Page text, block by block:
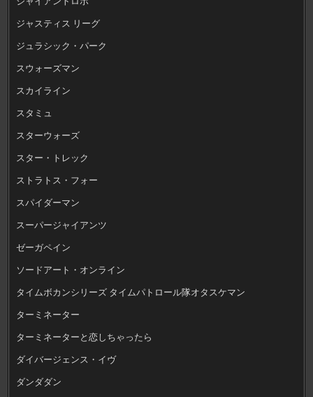
ジャスティス リーグ
ジュラシック・パーク
スウォーズマン
スカイライン
スタミュ
スターウォーズ
スター・トレック
ストラトス・フォー
スパイダーマン
スーパージャイアンツ
ゼーガペイン
ソードアート・オンライン
タイムボカンシリーズ タイムパトロール隊オタスケマン
ターミネーター
ターミネーターと恋しちゃったら
ダイバージェンス・イヴ
ダンダダン